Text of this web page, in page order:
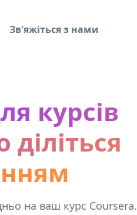
Зв'яжіться з нами
курсів
на ваш курс Coursera.